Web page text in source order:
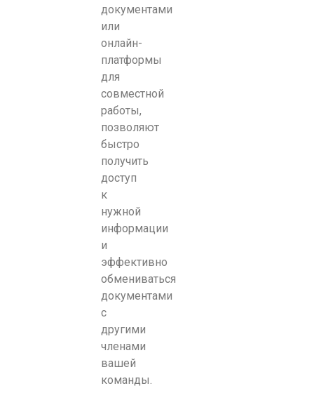
документами
или
онлайн-
платформы
для
совместной
работы,
позволяют
быстро
получить
доступ
к
нужной
информации
и
эффективно
обмениваться
документами
с
другими
членами
вашей
команды.